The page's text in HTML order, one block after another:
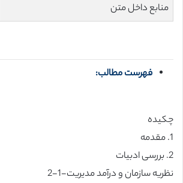
منابع داخل متن
فهرست مطالب:
چکیده
1. مقدمه
2. بررسی ادبیات
نظریه سازمان و درآمد مدیریت-1-2